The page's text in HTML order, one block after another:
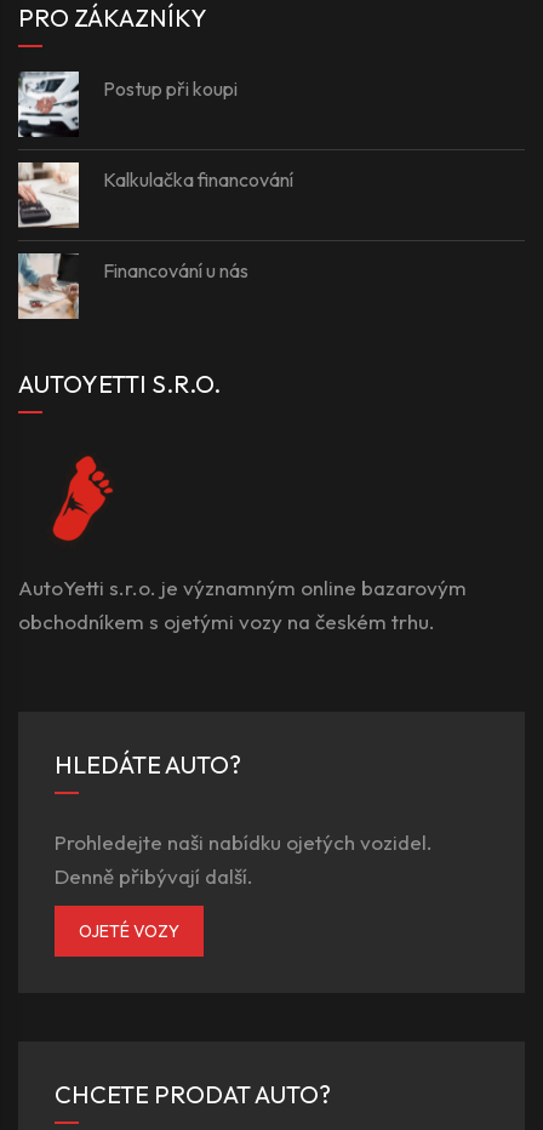
PRO ZÁKAZNÍKY
Postup při koupi
Kalkulačka financování
Financování u nás
AUTOYETTI S.R.O.
AutoYetti s.r.o. je významným online bazarovým
obchodníkem s ojetými vozy na českém trhu.
HLEDÁTE AUTO?
Prohledejte naši nabídku ojetých vozidel.
Denně přibývají další.
OJETÉ VOZY
CHCETE PRODAT AUTO?